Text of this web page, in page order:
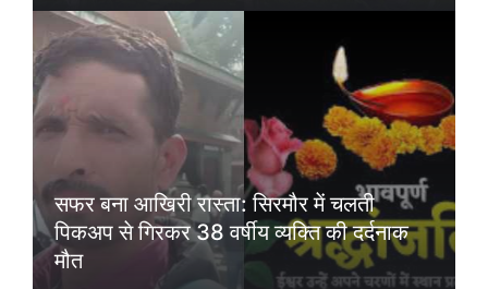
सफर बना आखिरी रास्ता: सिरमौर में चलती
पिकअप से गिरकर 38 वर्षीय व्यक्ति की दर्दनाक
मौत